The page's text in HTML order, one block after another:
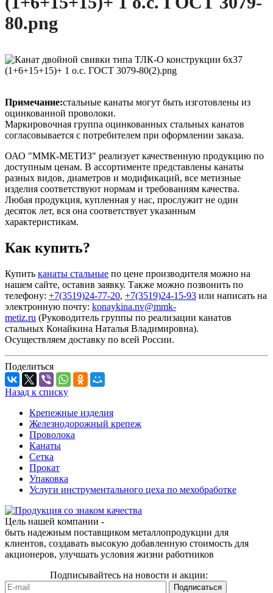
Примечание:стальные канаты могут быть изготовлены из
оцинкованной проволоки.
Маркировочная группа оцинкованных стальных канатов
согласовывается с потребителем при оформлении заказа.
ОАО "ММК-МЕТИЗ" реализует качественную продукцию по
доступным ценам. В ассортименте представлены канаты
разных видов, диаметров и модификаций, все метизные
изделия соответствуют нормам и требованиям качества.
Любая продукция, купленная у нас, прослужит не один
десяток лет, вся она соответствует указанным
характеристикам.
Как купить?
Купить канаты стальные по цене производителя можно на
нашем сайте, оставив заявку. Также можно позвонить по
телефону: +7(3519)24-77-20, +7(3519)24-15-93 или написать на
электронную почту: konaykina.nv@mmk-
metiz.ru (Руководитель группы по реализации канатов
стальных Конайкина Наталья Владимировна).
Осуществляем доставку по всей России.
Поделиться
Назад к списку
Крепежные изделия
Железнодорожный крепеж
Проволока
Канаты
Сетка
Прокат
Упаковка
Услуги инструментального цеха по мехобработке
Цель нашей компании -
быть надежным поставщиком металлопродукции для
клиентов, создавать высокую добавленную стоимость для
акционеров, улучшать условия жизни работников
Подписывайтесь на новости и акции: